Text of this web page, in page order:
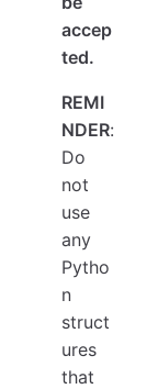
accep
ted.
REMI
NDER:
Do
not
use
any
Pytho
n
struct
ures
that